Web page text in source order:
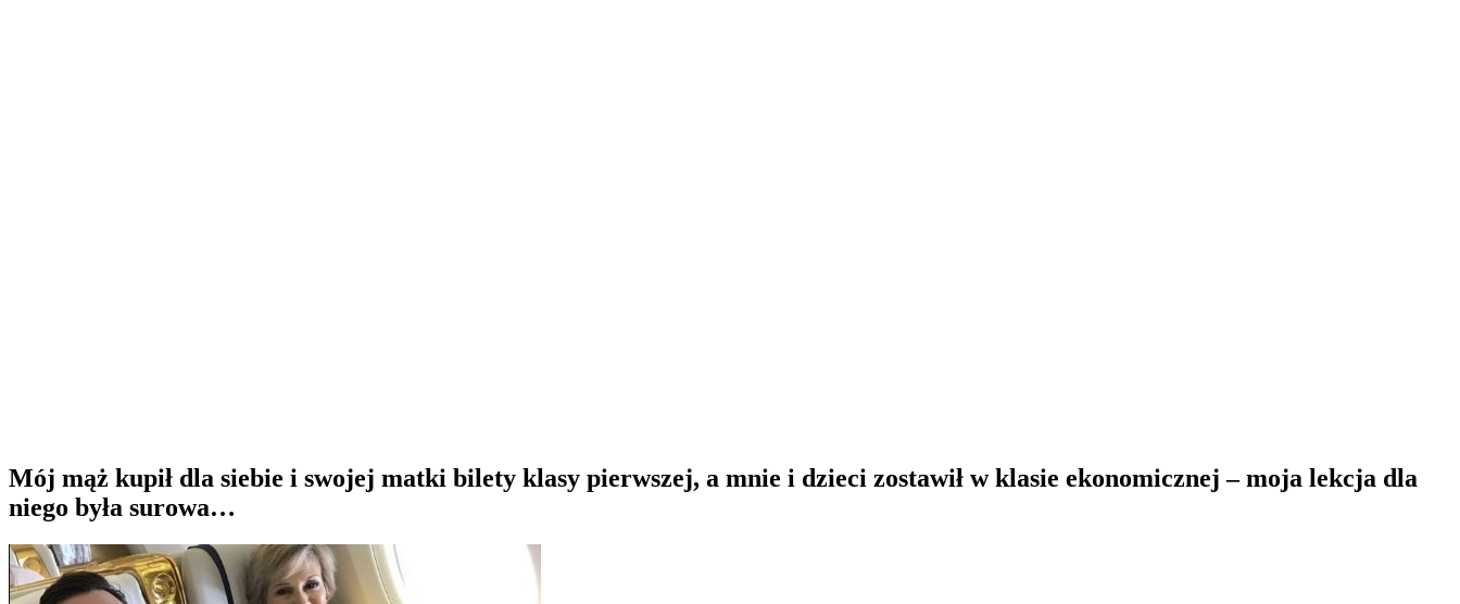
Mój mąż kupił dla siebie i swojej matki bilety klasy pierwszej, a mnie i dzieci zostawił w klasie ekonomicznej – moja lekcja dla
niego była surowa…